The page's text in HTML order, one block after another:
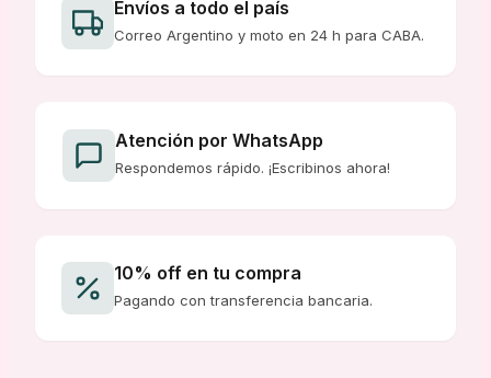
Envíos a todo el país
Correo Argentino y moto en 24 h para CABA.
Atención por WhatsApp
Respondemos rápido. ¡Escribinos ahora!
10% off en tu compra
Pagando con transferencia bancaria.